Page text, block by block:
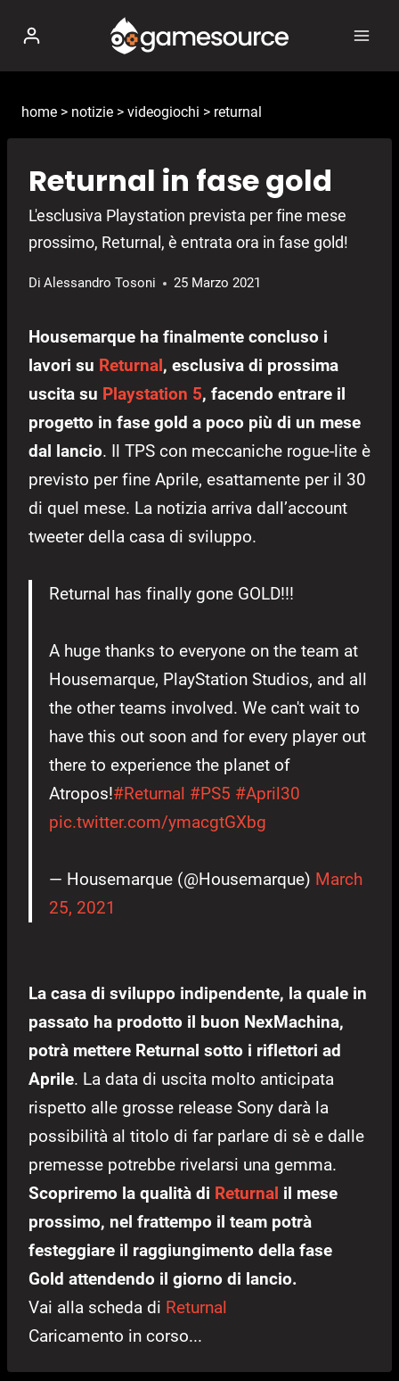
contenuto
home > notizie > videogiochi > returnal
Returnal in fase gold
L'esclusiva Playstation prevista per fine mese
prossimo, Returnal, è entrata ora in fase gold!
Di Alessandro Tosoni 25 Marzo 2021
Housemarque ha finalmente concluso i
lavori su Returnal, esclusiva di prossima
uscita su Playstation 5, facendo entrare il
progetto in fase gold a poco più di un mese
dal lancio. Il TPS con meccaniche rogue-lite è
previsto per fine Aprile, esattamente per il 30
di quel mese. La notizia arriva dall’account
tweeter della casa di sviluppo.
Returnal has finally gone GOLD!!!
A huge thanks to everyone on the team at
Housemarque, PlayStation Studios, and all
the other teams involved. We can't wait to
have this out soon and for every player out
there to experience the planet of
Atropos!#Returnal #PS5 #April30
pic.twitter.com/ymacgtGXbg
— Housemarque (@Housemarque) March
25, 2021
La casa di sviluppo indipendente, la quale in
passato ha prodotto il buon NexMachina,
potrà mettere Returnal sotto i riflettori ad
Aprile. La data di uscita molto anticipata
rispetto alle grosse release Sony darà la
possibilità al titolo di far parlare di sè e dalle
premesse potrebbe rivelarsi una gemma.
Scopriremo la qualità di Returnal il mese
prossimo, nel frattempo il team potrà
festeggiare il raggiungimento della fase
Gold attendendo il giorno di lancio.
Vai alla scheda di Returnal
Caricamento in corso...